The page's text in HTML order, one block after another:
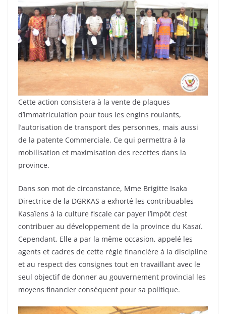
Cette action consistera à la vente de plaques
d’immatriculation pour tous les engins roulants,
l’autorisation de transport des personnes, mais aussi
de la patente Commerciale. Ce qui permettra à la
mobilisation et maximisation des recettes dans la
province.
Dans son mot de circonstance, Mme Brigitte Isaka
Directrice de la DGRKAS a exhorté les contribuables
Kasaïens à la culture fiscale car payer l’impôt c’est
contribuer au développement de la province du Kasaï.
Cependant, Elle a par la même occasion, appelé les
agents et cadres de cette régie financière à la discipline
et au respect des consignes tout en travaillant avec le
seul objectif de donner au gouvernement provincial les
moyens financier conséquent pour sa politique.